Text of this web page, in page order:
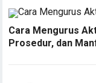
Cara Mengurus
Prosedur, dan